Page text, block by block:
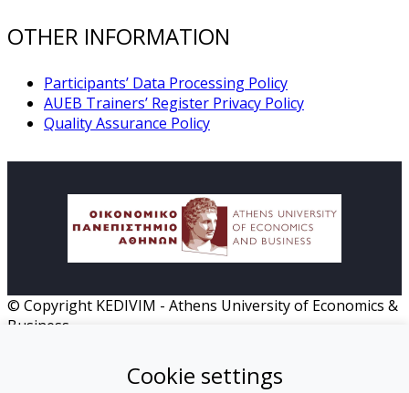
OTHER INFORMATION
Participants’ Data Processing Policy
AUEB Trainers’ Register Privacy Policy
Quality Assurance Policy
© Copyright KEDIVIM - Athens University of Economics &
Business
Cookie settings